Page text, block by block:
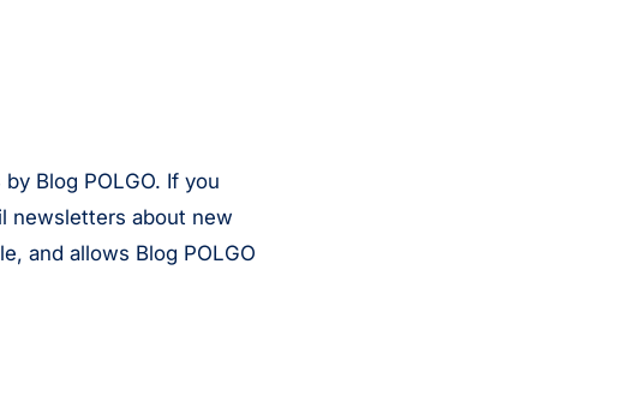
Blog POLGO. If you
newsletters about new
and allows Blog POLGO